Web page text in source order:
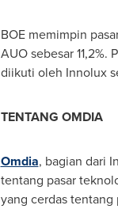
BOE memimpin
AUO sebesar
diikuti oleh Innolux
TENTANG OMDIA
Omdia, bagian dari
tentang pasar
yang cerdas